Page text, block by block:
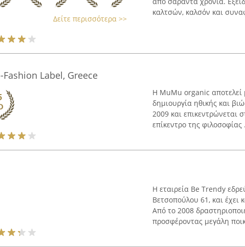
Δείτε περισσότερα >>
καλτσών, καλσόν και
Label, Greece
Η MuMu organic αποτελεί
δημιουργία ηθικής και
2009 και επικεντρώνεται
επίκεντρο της φιλοσοφίας
Η εταιρεία Be Trendy
Βετσοπούλου 61, και έχει
Από το 2008
προσφέροντας μεγάλη